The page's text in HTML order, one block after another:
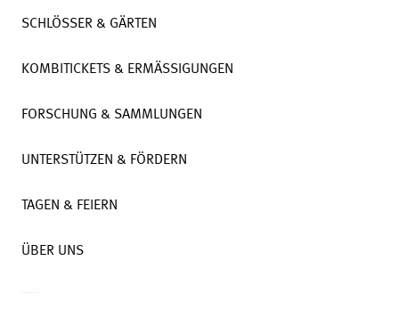
SCHLÖSSER & GÄRTEN
KOMBITICKETS & ERMÄSSIGUNGEN
FORSCHUNG & SAMMLUNGEN
UNTERSTÜTZEN & FÖRDERN
TAGEN & FEIERN
ÜBER UNS